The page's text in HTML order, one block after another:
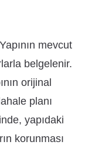
Yapının mevcut
belgelenir.
orijinal
planı
yapıdaki
korunması